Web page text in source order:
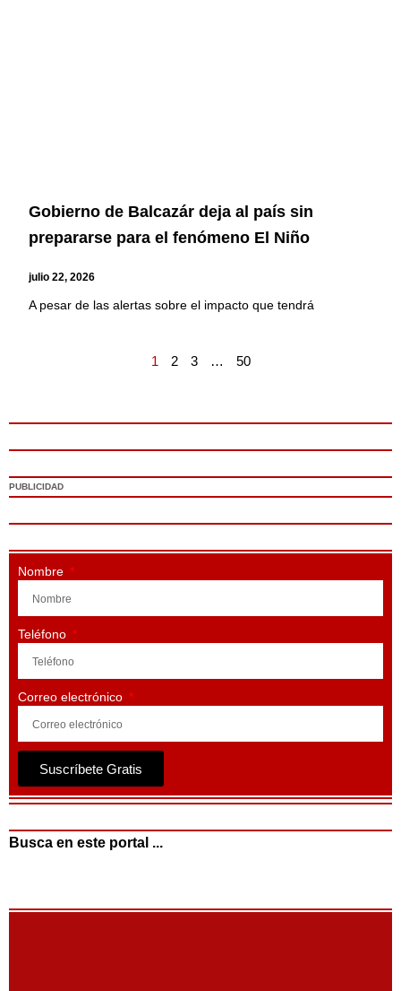
Gobierno de Balcazár deja al país sin
prepararse para el fenómeno El Niño
julio 22, 2026
A pesar de las alertas sobre el impacto que tendrá
1 2 3 … 50
PUBLICIDAD
Nombre
Teléfono
Correo electrónico
Suscríbete Gratis
Busca en este portal ...